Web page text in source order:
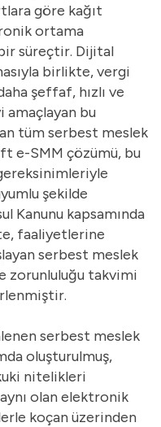
göre kağıt
ortama
bir süreçtir. Dijital
birlikte, vergi
şeffaf, hızlı ve
bu
tüm serbest meslek
e-SMM çözümü, bu
şekilde
Kanunu kapsamında
faaliyetlerine
serbest meslek
zorunluluğu takvimi
serbest meslek
oluşturulmuş,
nitelikleri
olan elektronik
koçan üzerinden